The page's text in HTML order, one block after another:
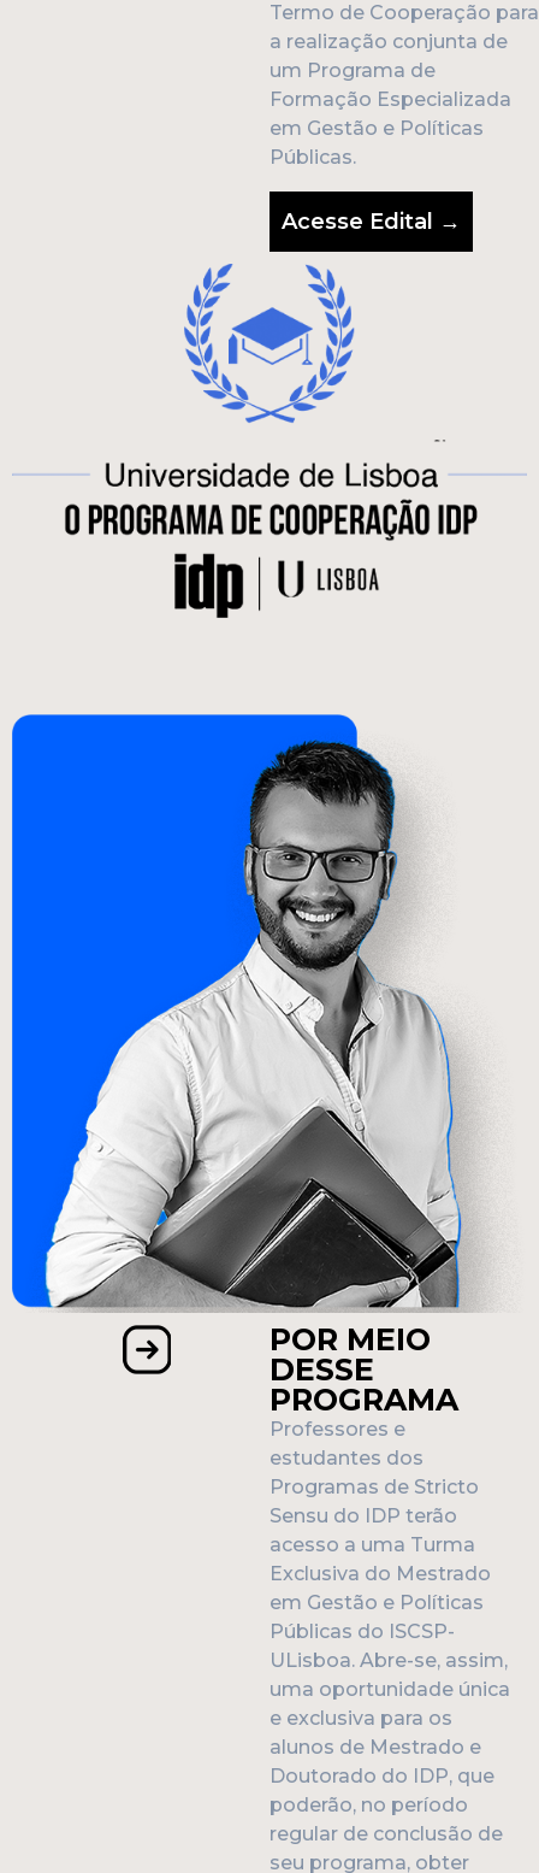
Termo de Cooperação para
a realização conjunta de
um Programa de
Formação Especializada
em Gestão e Políticas
Públicas.
Acesse Edital →
POR MEIO
DESSE
PROGRAMA
Professores e
estudantes dos
Programas de Stricto
Sensu do IDP terão
acesso a uma Turma
Exclusiva do Mestrado
em Gestão e Políticas
Públicas do ISCSP-
ULisboa. Abre-se, assim,
uma oportunidade única
e exclusiva para os
alunos de Mestrado e
Doutorado do IDP, que
poderão, no período
regular de conclusão de
seu programa, obter